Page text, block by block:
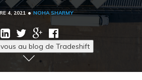
4, 2021 • NOHA SHARMY
au blog de Tradeshift